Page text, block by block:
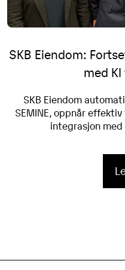
SKB Eiendom:
med
SKB Eiendom
SEMINE, oppnår
integrasjon med